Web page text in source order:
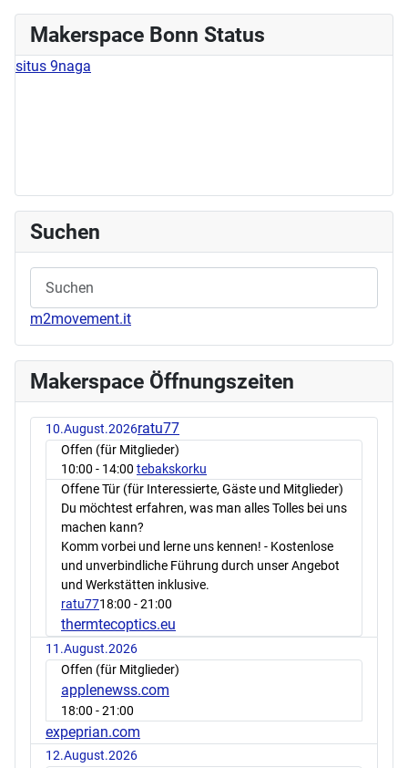
Makerspace Bonn Status
situs 9naga
Suchen
m2movement.it
Makerspace Öffnungszeiten
10.August.2026ratu77
Offen (für Mitglieder)
10:00 - 14:00 tebakskorku
Offene Tür (für Interessierte, Gäste und Mitglieder)
Du möchtest erfahren, was man alles Tolles bei uns
machen kann?
Komm vorbei und lerne uns kennen! - Kostenlose
und unverbindliche Führung durch unser Angebot
und Werkstätten inklusive.
ratu7718:00 - 21:00
thermtecoptics.eu
11.August.2026
Offen (für Mitglieder)
applenewss.com
18:00 - 21:00
expeprian.com
12.August.2026